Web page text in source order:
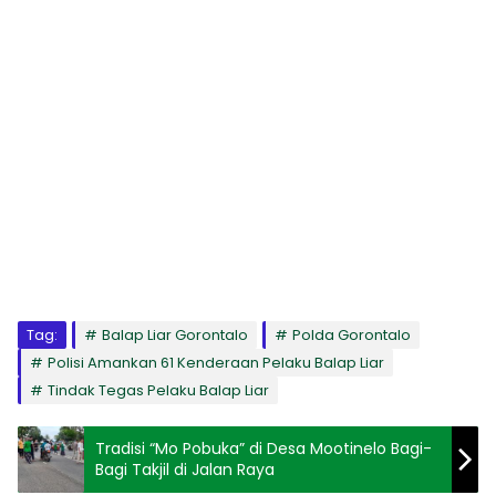
Tag: Balap Liar Gorontalo
Polda Gorontalo
Polisi Amankan 61 Kenderaan Pelaku Balap Liar
Tindak Tegas Pelaku Balap Liar
Tradisi “Mo Pobuka” di Desa Mootinelo Bagi-
Bagi Takjil di Jalan Raya